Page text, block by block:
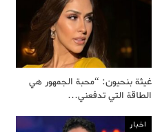
غيثة بنحيون: “محبة الجمهور هي
الطاقة التي تدفعني…
اخبار